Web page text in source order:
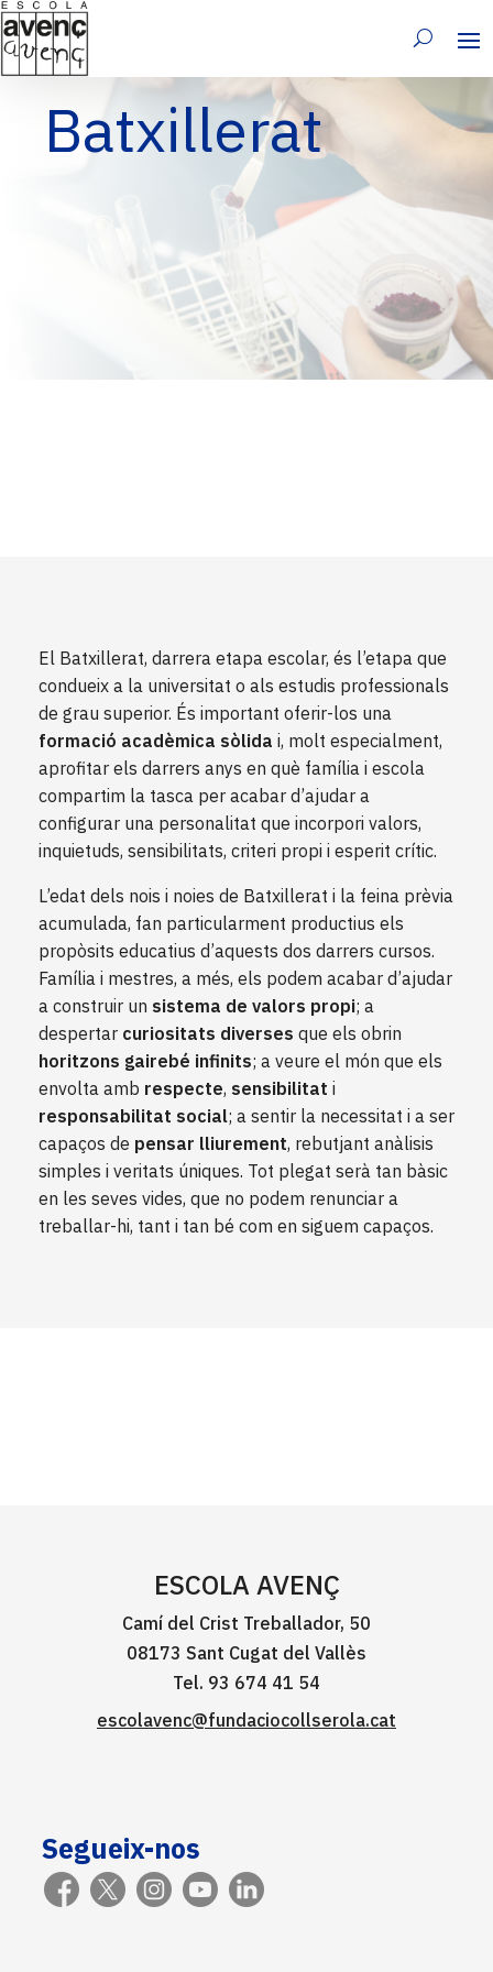
Batxillerat
El Batxillerat, darrera etapa escolar, és l’etapa que
condueix a la universitat o als estudis professionals
de grau superior. És important oferir-los una
formació acadèmica sòlida i, molt especialment,
aprofitar els darrers anys en què família i escola
compartim la tasca per acabar d’ajudar a
configurar una personalitat que incorpori valors,
inquietuds, sensibilitats, criteri propi i esperit crític.
L’edat dels nois i noies de Batxillerat i la feina prèvia
acumulada, fan particularment productius els
propòsits educatius d’aquests dos darrers cursos.
Família i mestres, a més, els podem acabar d’ajudar
a construir un sistema de valors propi; a
despertar curiositats diverses que els obrin
horitzons gairebé infinits; a veure el món que els
envolta amb respecte, sensibilitat i
responsabilitat social; a sentir la necessitat i a ser
capaços de pensar lliurement, rebutjant anàlisis
simples i veritats úniques. Tot plegat serà tan bàsic
en les seves vides, que no podem renunciar a
treballar-hi, tant i tan bé com en siguem capaços.
ESCOLA AVENÇ
Camí del Crist Treballador, 50
08173 Sant Cugat del Vallès
Tel. 93 674 41 54
escolavenc@fundaciocollserola.cat
Segueix-nos